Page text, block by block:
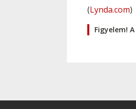
(Lynda.com)
Figyelem!